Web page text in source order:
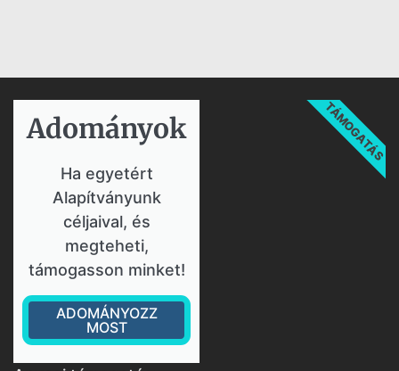
Adományok​
Ha egyetért
Alapítványunk
céljaival, és
megteheti,
támogasson minket!
ADOMÁNYOZZ
MOST
TÁMOGATÁS